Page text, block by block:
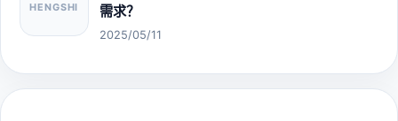
HENGSHI
需求？
2025/05/11